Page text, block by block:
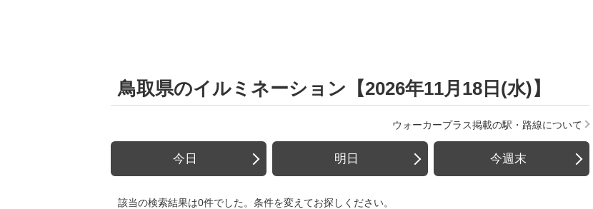
鳥取県のイルミネーション【2026年11月18日(水)】
ウォーカープラス掲載の駅・路線について
今日 明日 今週末
該当の検索結果は0件でした。条件を変えてお探しください。